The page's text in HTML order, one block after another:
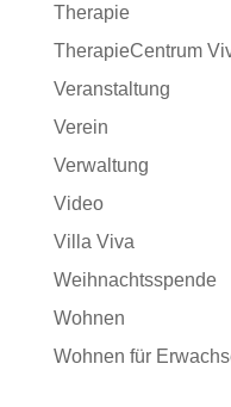
Therapie
TherapieCentrum
Veranstaltung
Verein
Verwaltung
Video
Villa Viva
Weihnachtsspende
Wohnen
Wohnen für